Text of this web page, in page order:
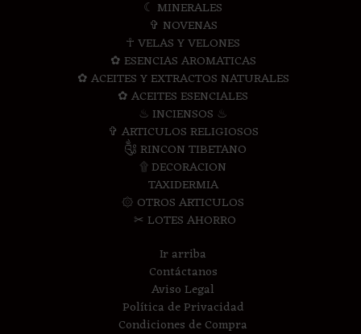
☾ MINERALES
✞ NOVENAS
☥ VELAS Y VELONES
✿ ESENCIAS AROMATICAS
✿ ACEITES Y EXTRACTOS NATURALES
✿ ACEITES ESENCIALES
♨ INCIENSOS ♨
✞ ARTICULOS RELIGIOSOS
༃ RINCON TIBETANO
۩ DECORACION
TAXIDERMIA
۞ OTROS ARTICULOS
✂ LOTES AHORRO
Ir arriba
Contáctanos
Aviso Legal
Política de Privacidad
Condiciones de Compra